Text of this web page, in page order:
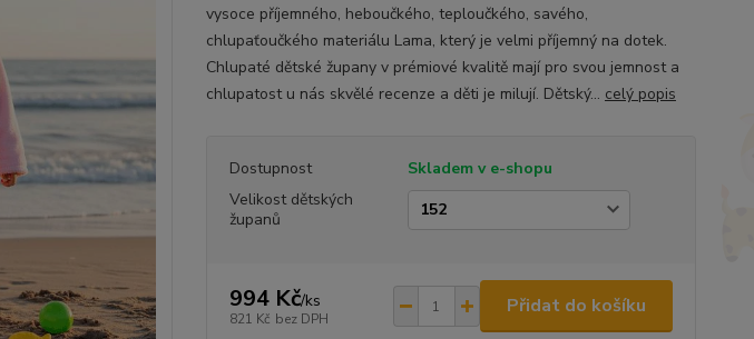
vysoce příjemného, heboučkého, teploučkého, savého,
chlupaťoučkého materiálu Lama, který je velmi příjemný na dotek.
Chlupaté dětské župany v prémiové kvalitě mají pro svou jemnost a
chlupatost u nás skvělé recenze a děti je milují. Dětský... celý popis
Dostupnost
Skladem v e-shopu
Velikost dětských
županů
994 Kč/ks
821 Kč bez DPH
Přidat do košíku